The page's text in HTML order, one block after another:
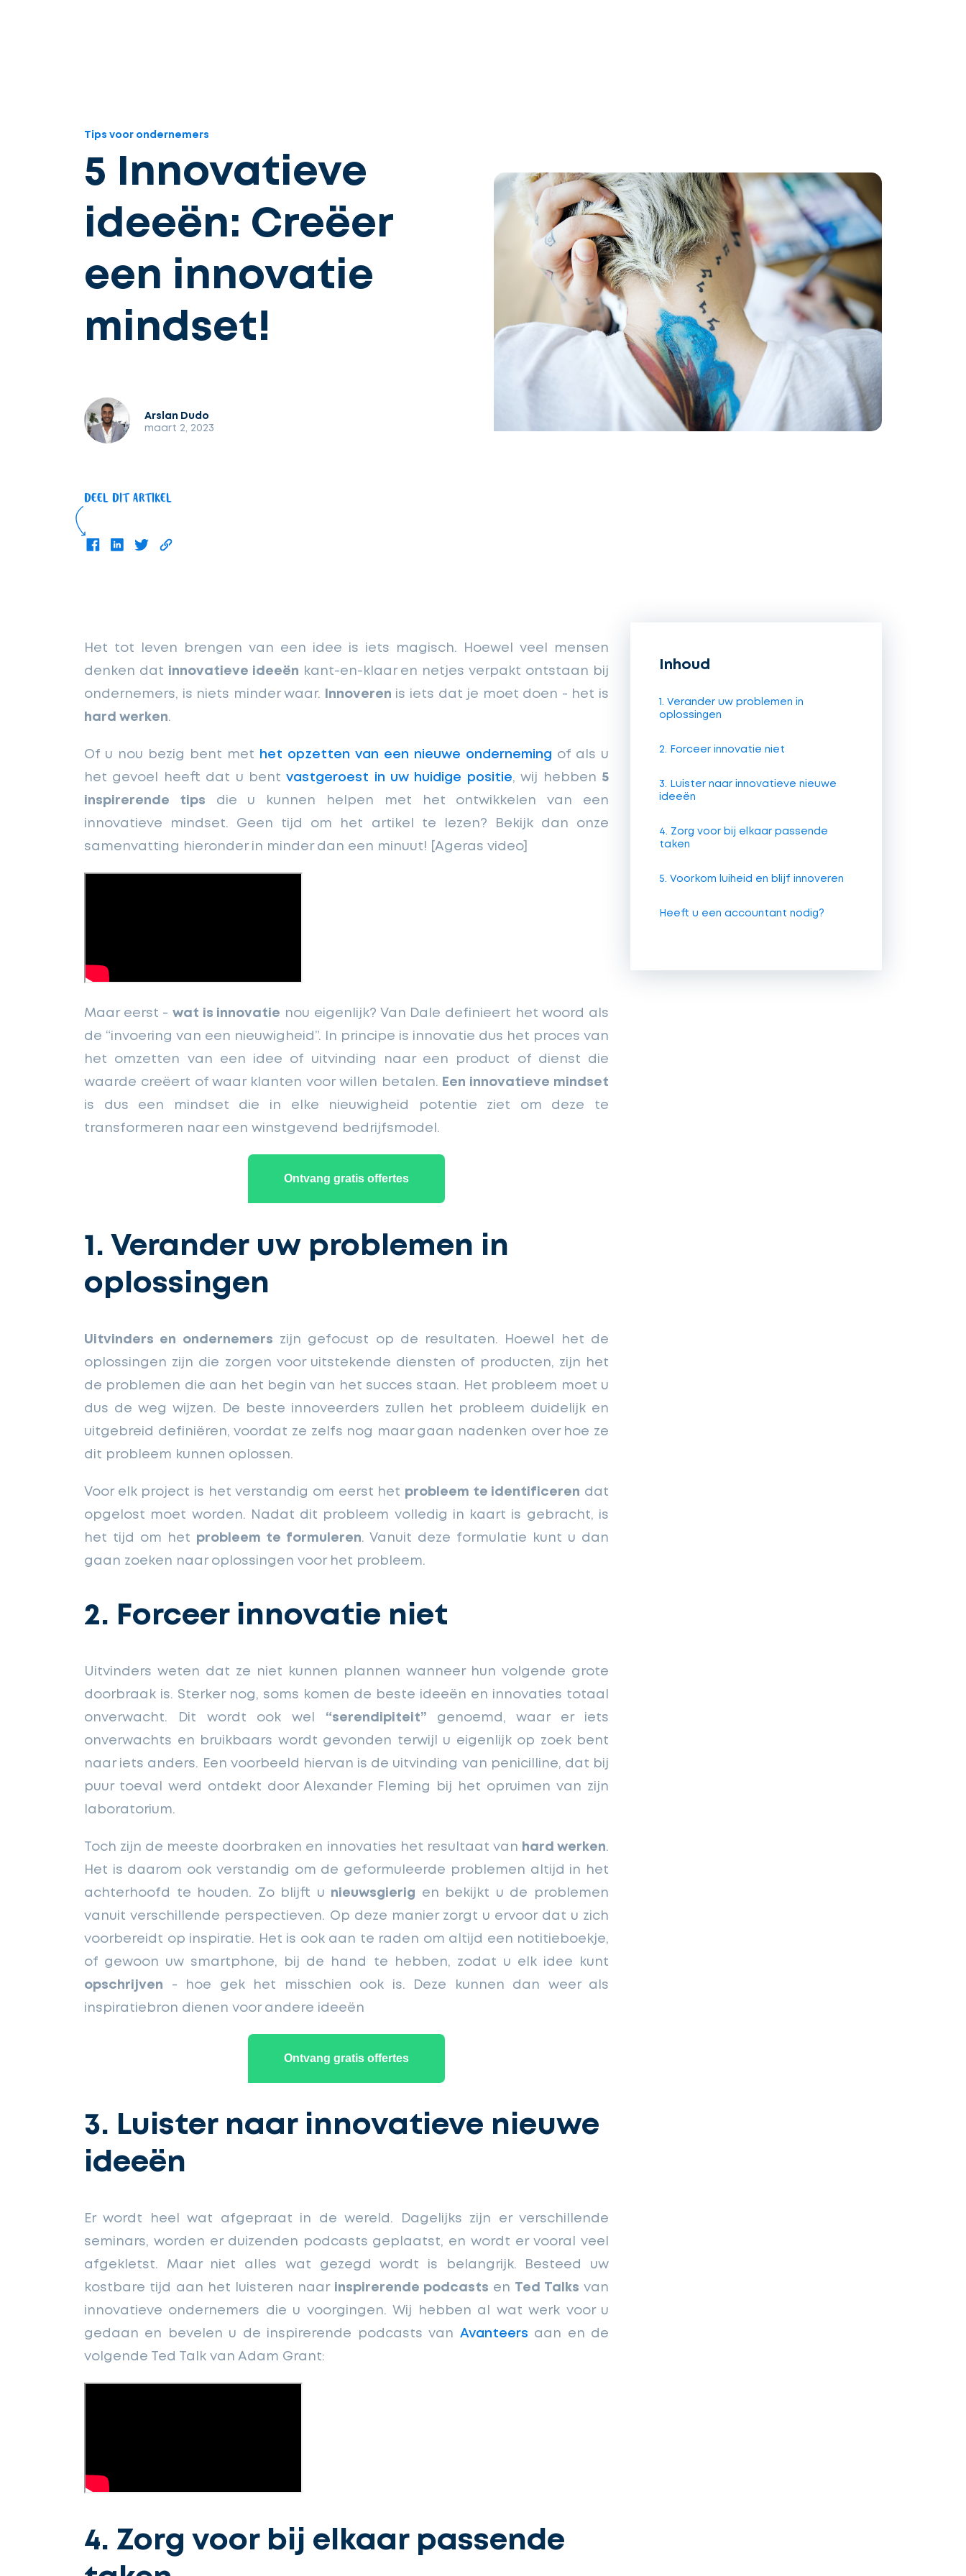
Tips voor ondernemers
5 Innovatieve
ideeën: Creëer
een innovatie
mindset!
Arslan Dudo
maart 2, 2023
DEEL DIT ARTIKEL
Het tot leven brengen van een idee is iets magisch. Hoewel veel mensen
denken dat innovatieve ideeën kant-en-klaar en netjes verpakt ontstaan bij
ondernemers, is niets minder waar.
Innoveren is iets dat je moet doen - het is
hard werken.
Of u nou bezig bent met het opzetten van een nieuwe onderneming of als u
het gevoel heeft dat u bentvastgeroest in uw huidige positie, wij hebben 5
inspirerende tips die u kunnen helpen met het ontwikkelen van een
innovatieve mindset. Geen tijd om het artikel te lezen? Bekijk dan onze
samenvatting hieronder in minder dan een minuut! [Ageras video]
Maar eerst -wat is innovatie nou eigenlijk? Van Dale definieert het woord als
de “invoering van een nieuwigheid”. In principe is innovatie dus het proces van
het omzetten van een idee of uitvinding naar een product of dienst die
waarde creëert of waar klanten voor willen betalen. Een innovatieve mindset
is dus een mindset die in elke nieuwigheid potentie ziet om deze te
transformeren naar een winstgevend bedrijfsmodel.
Ontvang gratis offertes
1. Verander uw problemen in
oplossingen
Uitvinders en ondernemers zijn gefocust op de resultaten. Hoewel het de
oplossingen zijn die zorgen voor uitstekende diensten of producten, zijn het
de problemen die aan het begin van het succes staan. Het probleem moet u
dus de weg wijzen. De beste innoveerders zullen het probleem duidelijk en
uitgebreid definiëren, voordat ze zelfs nog maar gaan nadenken over hoe ze
dit probleem kunnen oplossen.
Voor elk project is het verstandig om eerst het probleem te identificeren dat
opgelost moet worden. Nadat dit probleem volledig in kaart is gebracht, is
het tijd om het probleem te formuleren. Vanuit deze formulatie kunt u dan
gaan zoeken naar oplossingen voor het probleem.
2. Forceer innovatie niet
Uitvinders weten dat ze niet kunnen plannen wanneer hun volgende grote
doorbraak is. Sterker nog, soms komen de beste ideeën en innovaties totaal
onverwacht. Dit wordt ook wel “serendipiteit”genoemd, waar er iets
onverwachts en bruikbaars wordt gevonden terwijl u eigenlijk op zoek bent
naar iets anders. Een voorbeeld hiervan is de uitvinding van penicilline, dat bij
puur toeval werd ontdekt door Alexander Fleming bij het opruimen van zijn
laboratorium.
Toch zijn de meeste doorbraken en innovaties het resultaat van hard werken.
Het is daarom ook verstandig om de geformuleerde problemen altijd in het
achterhoofd te houden. Zo blijft u nieuwsgierig en bekijkt u de problemen
vanuit verschillende perspectieven. Op deze manier zorgt u ervoor dat u zich
voorbereidt op inspiratie. Het is ook aan te raden om altijd een notitieboekje,
of gewoon uw smartphone, bij de hand te hebben, zodat u elk idee kunt
opschrijven - hoe gek het misschien ook is. Deze kunnen dan weer als
inspiratiebron dienen voor andere ideeën
Ontvang gratis offertes
3. Luister naar innovatieve nieuwe
ideeën
Er wordt heel wat afgepraat in de wereld. Dagelijks zijn er verschillende
seminars, worden er duizenden podcasts geplaatst, en wordt er vooral veel
afgekletst. Maar niet alles wat gezegd wordt is belangrijk. Besteed uw
kostbare tijd aan het luisteren naar inspirerende podcasts en Ted Talks van
innovatieve ondernemers die u voorgingen. Wij hebben al wat werk voor u
gedaan en bevelen u de inspirerende podcasts van Avanteers aan en de
volgende Ted Talk van Adam Grant:
4. Zorg voor bij elkaar passende
Inhoud
1. Verander uw problemen in
oplossingen
2. Forceer innovatie niet
3. Luister naar innovatieve nieuwe
ideeën
4. Zorg voor bij elkaar passende
taken
5. Voorkom luiheid en blijf innoveren
Heeft u een accountant nodig?